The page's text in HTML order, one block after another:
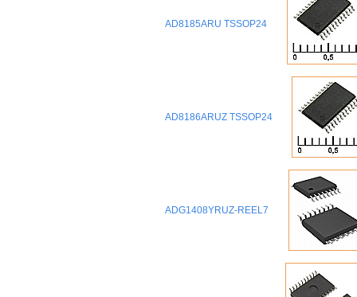
AD8185ARU TSSOP24
AD8186ARUZ TSSOP24
ADG1408YRUZ-REEL7